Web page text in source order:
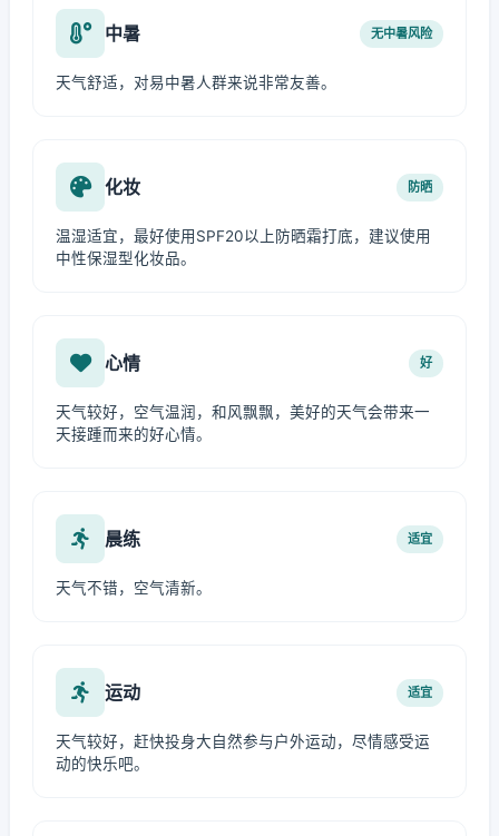
中暑 无中暑风险
天气舒适，对易中暑人群来说非常友善。
化妆 防晒
温湿适宜，最好使用SPF20以上防晒霜打底，建议使用
中性保湿型化妆品。
心情 好
天气较好，空气温润，和风飘飘，美好的天气会带来一
天接踵而来的好心情。
晨练 适宜
天气不错，空气清新。
运动 适宜
天气较好，赶快投身大自然参与户外运动，尽情感受运
动的快乐吧。